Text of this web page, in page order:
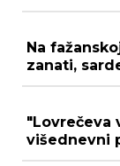
Na
zanati,
"Lovrečeva
višednevni